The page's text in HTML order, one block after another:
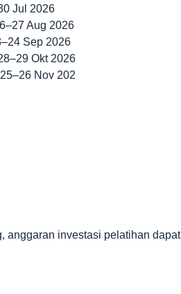
Jul 2026
Aug 2026
Sep 2026
Okt 2026
Nov 202
anggaran investasi pelatihan dapat